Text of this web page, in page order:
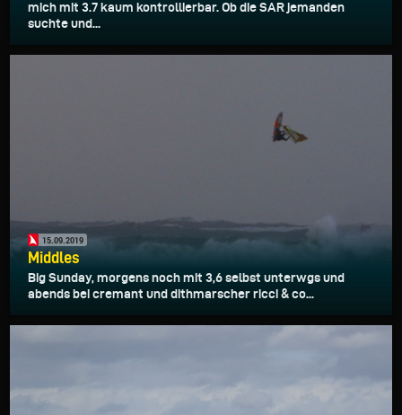
mich mit 3.7 kaum kontrollierbar. Ob die SAR jemanden
suchte und...
15.09.2019
Middles
Big Sunday, morgens noch mit 3,6 selbst unterwgs und
abends bei cremant und dithmarscher ricci & co...